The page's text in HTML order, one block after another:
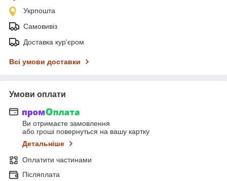
Укрпошта
Самовивіз
Доставка кур'єром
Всі умови доставки
Умови оплати
Ви отримаєте замовлення
або гроші повернуться на вашу картку
Детальніше
Оплатити частинами
Післяплата